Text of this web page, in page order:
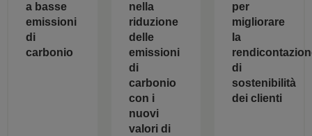
a basse
emissioni
di
carbonio
nella
riduzione
delle
emissioni
di
carbonio
con i
nuovi
valori di
per
migliorare
la
di
sostenibilità
dei clienti